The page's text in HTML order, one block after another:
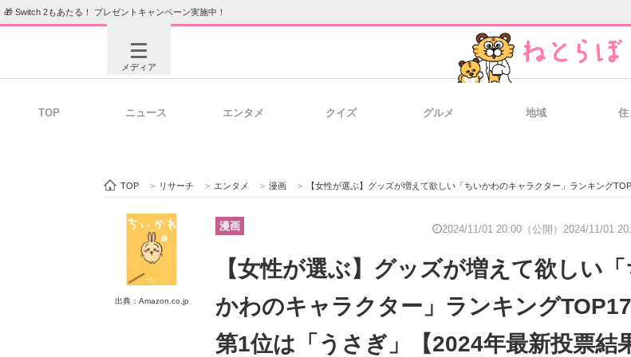
🎁 Switch 2もあたる！ プレゼントキャンペーン実施中！
メディア
ビジネスと働き方のヒント
TOP ニュース エンタメ クイズ グルメ 地域 住
TOP > リサーチ > エンタメ > 漫画 > 【女性が選ぶ】グッズが増えて欲しい「ちいかわのキャラクター」ランキングTOP17！ 第1位は「うさぎ」【2024年
出典：Amazon.co.jp
漫画 2024/11/01 20:00（公開） 2024/11/01
【女性が選ぶ】グッズが増えて欲しい
かわのキャラクター」ランキング
第1位は「うさぎ」【2024年最新投票結